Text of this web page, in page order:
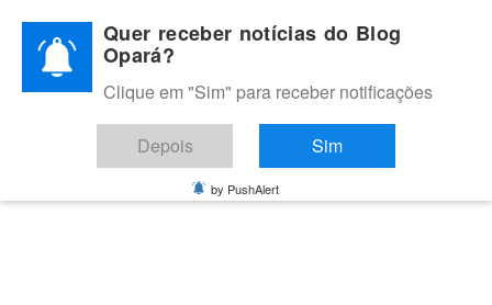
content
BLOG OPARÁ
Melhores notícias de Juazeiro, Petrolina e do Vale do São
Francisco
Quer receber notícias do Blog
Opará?
Clique em "Sim" para receber notificações
Depois Sim
by PushAlert